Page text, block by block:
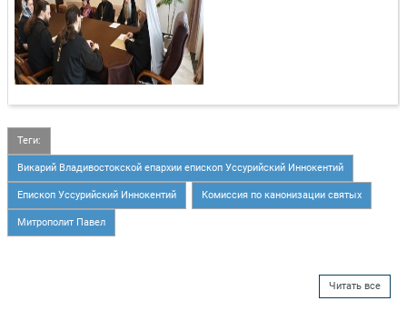
Теги:
Викарий Владивостокской епархии епископ Уссурийский Иннокентий
Епископ Уссурийский Иннокентий Комиссия по канонизации святых
Митрополит Павел
Читать все